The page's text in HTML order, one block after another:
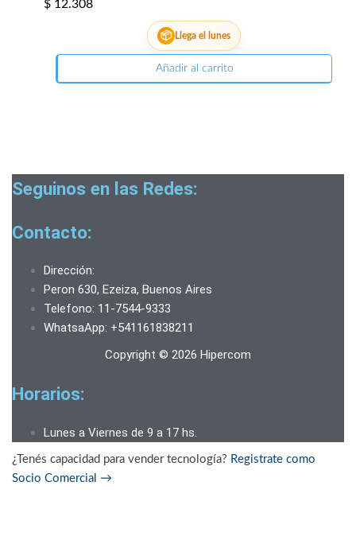
$ 12.308
📦 Llega el lunes
Añadir al carrito
Seguinos en las Redes:
Contacto:
Dirección:
Peron 630, Ezeiza, Buenos Aires
Telefono: 11-7544-9333
WhatsaApp: +541161838211
Copyright © 2026 Hipercom
Horarios:
Lunes a Viernes de 9 a 17 hs.
¿Tenés capacidad para vender tecnología? Registrate como
Socio Comercial →